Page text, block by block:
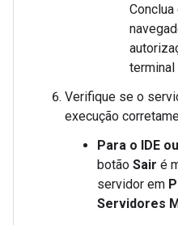
Verifique se o
execução
Para o IDE
botão Sair é
servidor em
Servidores